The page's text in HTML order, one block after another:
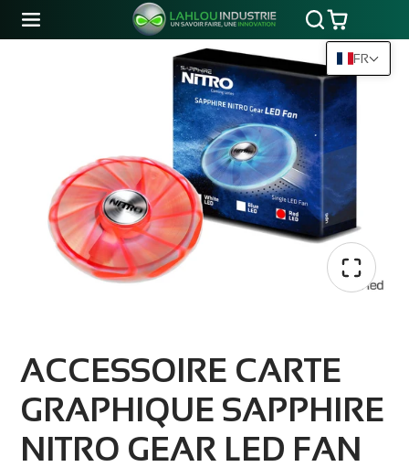
ACCESSOIRE CARTE
GRAPHIQUE SAPPHIRE
NITRO GEAR LED FAN
FR